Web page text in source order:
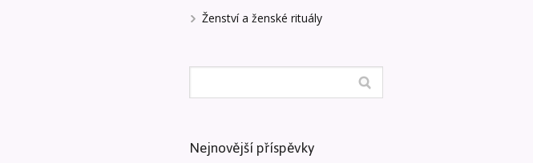
Ženství a ženské rituály
Nejnovější příspěvky